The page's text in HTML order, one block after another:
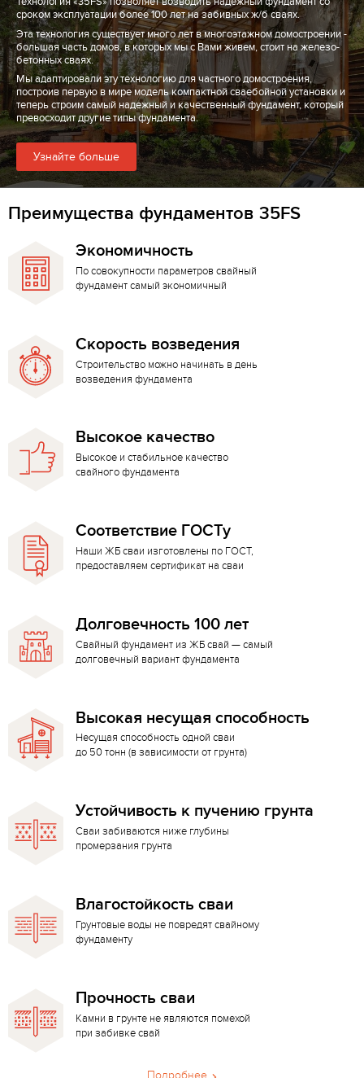
сроком эксплуатации более 100 лет на забивных ж/б сваях.
Эта технология существует много лет в многоэтажном домостроении -
большая часть домов, в которых мы с Вами живем, стоит на железо-
бетонных сваях.
Мы адаптировали эту технологию для частного домостроения,
построив первую в мире модель компактной сваебойной установки и
теперь строим самый надежный и качественный фундамент, который
превосходит другие типы фундамента.
Узнайте больше
Преимущества фундаментов 35FS
Экономичность
По совокупности параметров свайный
фундамент самый экономичный
Скорость возведения
Строительство можно начинать в день
возведения фундамента
Высокое качество
Высокое и стабильное качество
свайного фундамента
Соответствие ГОСТу
Наши ЖБ сваи изготовлены по ГОСТ,
предоставляем сертификат на сваи
Долговечность 100 лет
Свайный фундамент из ЖБ свай — самый
долговечный вариант фундамента
Высокая несущая способность
Несущая способность одной сваи
до 50 тонн (в зависимости от грунта)
Устойчивость к пучению грунта
Сваи забиваются ниже глубины
промерзания грунта
Влагостойкость сваи
Грунтовые воды не повредят свайному
фундаменту
Прочность сваи
Камни в грунте не являются помехой
при забивке свай
Подробнее